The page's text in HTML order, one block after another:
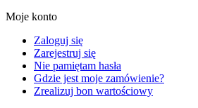
Moje konto
Zaloguj się
Zarejestruj się
Nie pamiętam hasła
Gdzie jest moje zamówienie?
Zrealizuj bon wartościowy